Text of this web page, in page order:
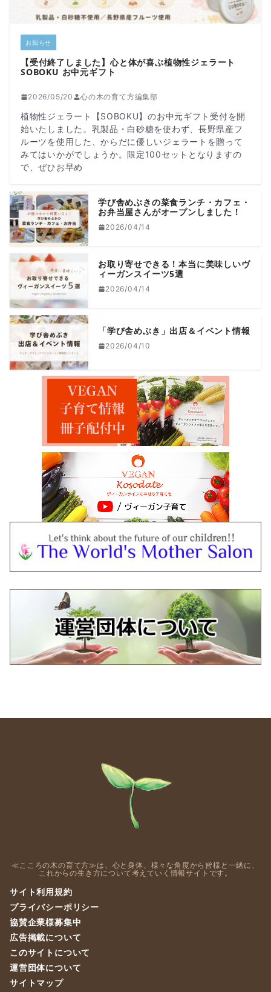
お知らせ
【受付終了しました】心と体が喜ぶ植物性ジェラート
SOBOKU お中元ギフト
2026/05/20 心の木の育て方編集部
植物性ジェラート【SOBOKU】のお中元ギフト受付を開
始いたしました。乳製品・白砂糖を使わず、長野県産フ
ルーツを使用した、からだに優しいジェラートを贈って
みてはいかがでしょうか。限定100セットとなりますの
で、ぜひお早め
学び舎めぶきの菜食ランチ・カフェ・
お弁当屋さんがオープンしました！
2026/04/14
お取り寄せできる！本当に美味しいヴ
ィーガンスイーツ5選
2026/04/14
「学び舎めぶき」出店＆イベント情報
2026/04/10
≪こころの木の育て方≫は、心と身体、様々な角度から皆様と一緒に、
これからの生き方について考えていく情報サイトです。
サイト利用規約
プライバシーポリシー
協賛企業様募集中
広告掲載について
このサイトについて
運営団体について
サイトマップ